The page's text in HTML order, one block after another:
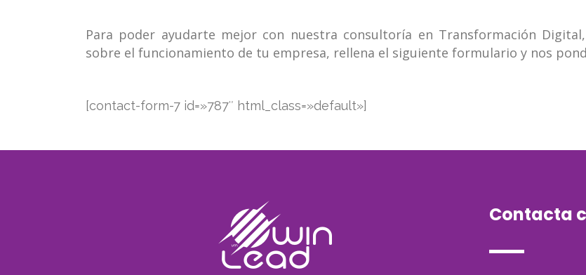
Para poder ayudarte mejor con nuestra consultoría en Transformación
sobre el funcionamiento de tu empresa, rellena el siguiente formulario y nos
[contact-form-7 id=»787″ html_class=»default»]
Contacta